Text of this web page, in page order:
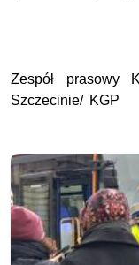
Zespół prasowy
Szczecinie/ KGP